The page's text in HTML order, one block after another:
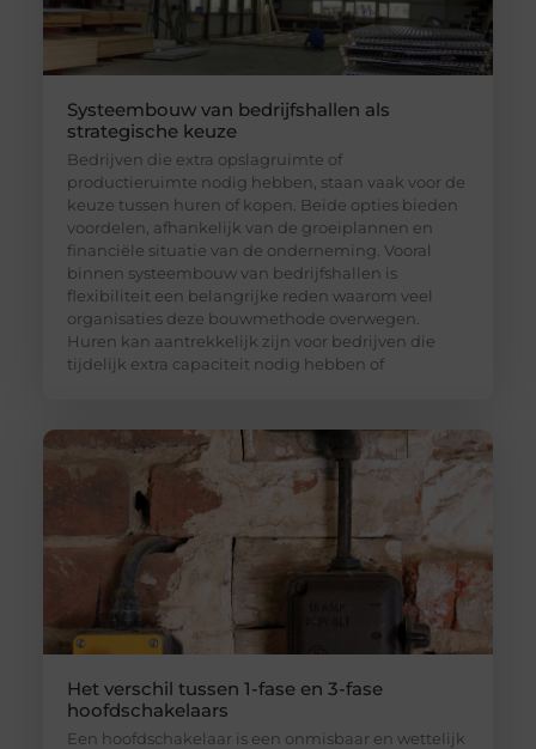
Systeembouw van bedrijfshallen als
strategische keuze
Bedrijven die extra opslagruimte of
productieruimte nodig hebben, staan vaak voor de
keuze tussen huren of kopen. Beide opties bieden
voordelen, afhankelijk van de groeiplannen en
financiële situatie van de onderneming. Vooral
binnen systeembouw van bedrijfshallen is
flexibiliteit een belangrijke reden waarom veel
organisaties deze bouwmethode overwegen.
Huren kan aantrekkelijk zijn voor bedrijven die
tijdelijk extra capaciteit nodig hebben of
Het verschil tussen 1-fase en 3-fase
hoofdschakelaars
Een hoofdschakelaar is een onmisbaar en wettelijk